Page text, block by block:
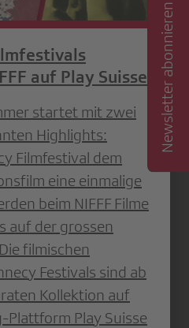
auf Play Suisse
startet mit zwei
Highlights:
Filmfestival dem
eine einmalige
beim NIFFF Filme
auf der grossen
filmischen
Festivals sind ab
Kollektion auf
Plattform Play Suisse
Newsletter abonnieren